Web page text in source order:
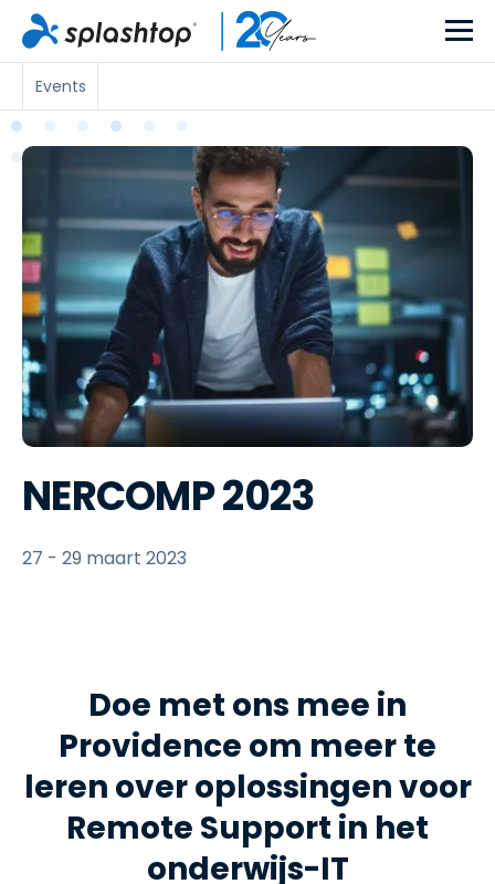
Events
NERCOMP 2023
27 - 29 maart 2023
Doe met ons mee in
Providence om meer te
leren over oplossingen voor
Remote Support in het
onderwijs-IT